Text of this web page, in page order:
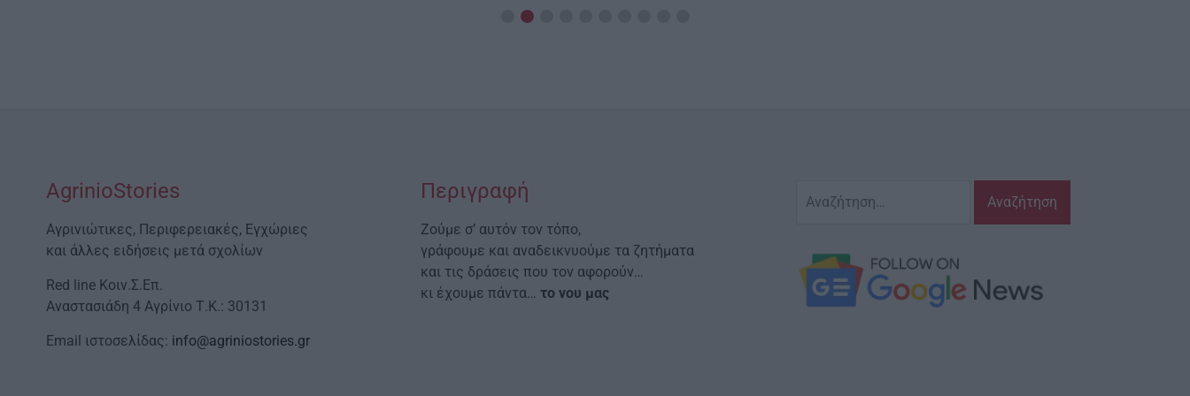
AgrinioStories
Αγρινιώτικες, Περιφερειακές, Εγχώριες
και άλλες ειδήσεις μετά σχολίων
Red line Κοιν.Σ.Επ.
Αναστασιάδη 4 Αγρίνιο Τ.Κ.: 30131
Email ιστοσελίδας: info@agriniostories.gr
Περιγραφή
Ζούμε σ’ αυτόν τον τόπο,
γράφουμε και αναδεικνυούμε τα ζητήματα
και τις δράσεις που τον αφορούν…
κι έχουμε πάντα…το νου μας
για: